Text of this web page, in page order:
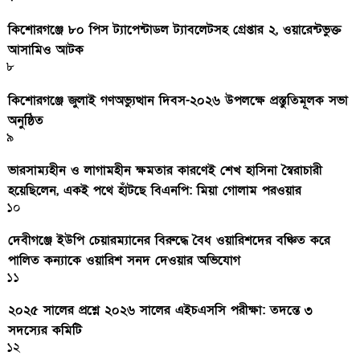
কিশোরগঞ্জে ৮০ পিস ট্যাপেন্টাডল ট্যাবলেটসহ গ্রেপ্তার ২, ওয়ারেন্টভুক্ত
আসামিও আটক
৮
কিশোরগঞ্জে জুলাই গণঅভ্যুত্থান দিবস-২০২৬ উপলক্ষে প্রস্তুতিমূলক সভা
অনুষ্ঠিত
৯
ভারসাম্যহীন ও লাগামহীন ক্ষমতার কারণেই শেখ হাসিনা স্বৈরাচারী
হয়েছিলেন, একই পথে হাঁটছে বিএনপি: মিয়া গোলাম পরওয়ার
১০
দেবীগঞ্জে ইউপি চেয়ারম্যানের বিরুদ্ধে বৈধ ওয়ারিশদের বঞ্চিত করে
পালিত কন্যাকে ওয়ারিশ সনদ দেওয়ার অভিযোগ
১১
২০২৫ সালের প্রশ্নে ২০২৬ সালের এইচএসসি পরীক্ষা: তদন্তে ৩
সদস্যের কমিটি
১২